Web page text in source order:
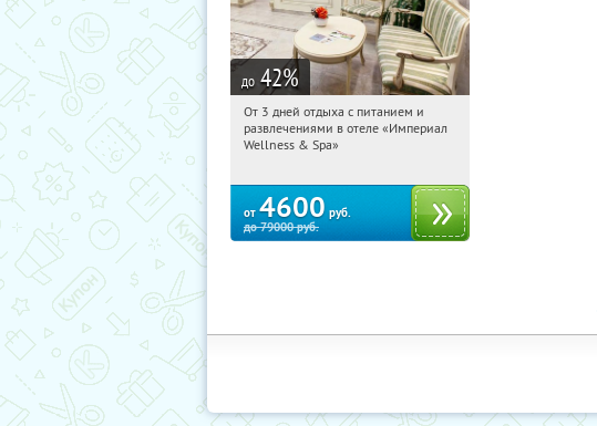
до 42%
12:18:52 Купили:
Калужская обл., г. Обнинск, Киевское
От 3 дней отдыха с питанием и
развлечениями в отеле «Империал
Wellness & Spa»
от 4600 руб.
до79000руб.